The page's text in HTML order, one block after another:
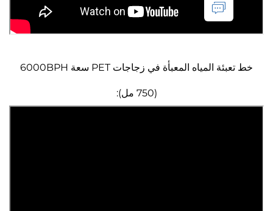
خط تعبئة المياه المعبأة في زجاجات PET سعة 6000BPH